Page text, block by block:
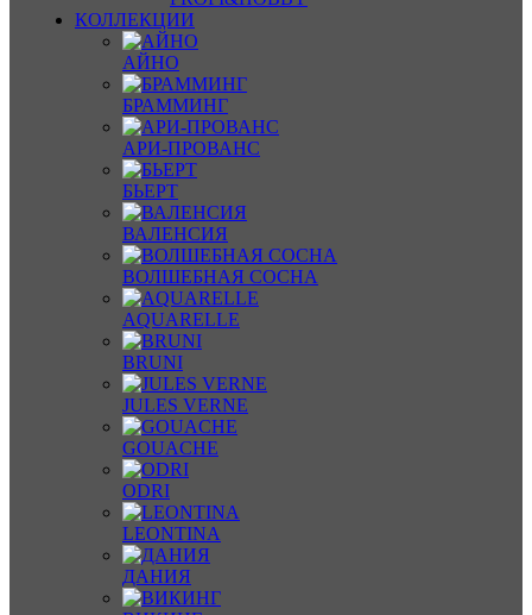
КОЛЛЕКЦИИ
АЙНО
БРАММИНГ
АРИ-ПРОВАНС
БЬЕРТ
ВАЛЕНСИЯ
ВОЛШЕБНАЯ СОСНА
AQUARELLE
BRUNI
JULES VERNE
GOUACHE
ODRI
LEONTINA
ДАНИЯ